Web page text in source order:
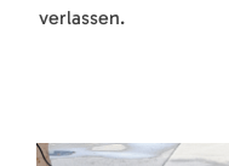
verlassen.